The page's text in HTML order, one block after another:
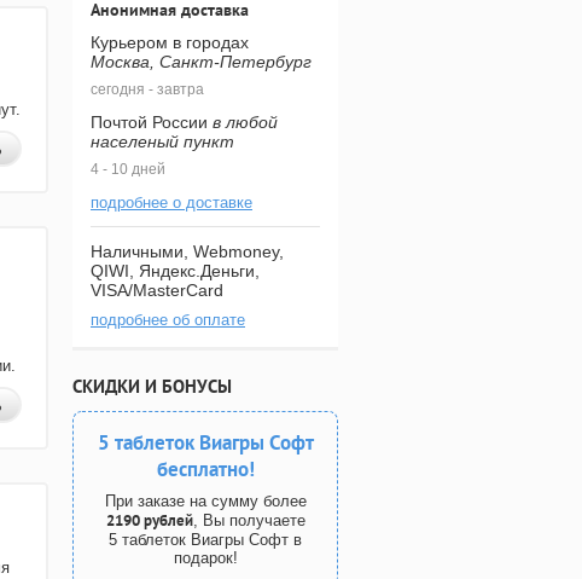
Анонимная доставка
Курьером в городах
Москва, Санкт-Петербург
сегодня - завтра
Почтой России в любой
населеный пункт
4 - 10 дней
подробнее о доставке
Наличными, Webmoney,
QIWI, Яндекс.Деньги,
VISA/MasterCard
подробнее об оплате
СКИДКИ И БОНУСЫ
5 таблеток Виагры Софт
бесплатно!
При заказе на сумму более
2190 рублей, Вы получаете
5 таблеток Виагры Софт в
подарок!